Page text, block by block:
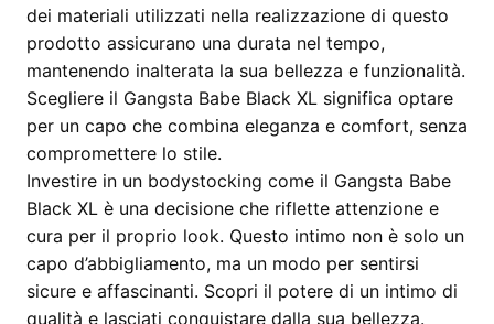
dei materiali utilizzati nella realizzazione di questo
prodotto assicurano una durata nel tempo,
mantenendo inalterata la sua bellezza e funzionalità.
Scegliere il Gangsta Babe Black XL significa optare
per un capo che combina eleganza e comfort, senza
compromettere lo stile.
Investire in un bodystocking come il Gangsta Babe
Black XL è una decisione che riflette attenzione e
cura per il proprio look. Questo intimo non è solo un
capo d’abbigliamento, ma un modo per sentirsi
sicure e affascinanti. Scopri il potere di un intimo di
qualità e lasciati conquistare dalla sua bellezza.